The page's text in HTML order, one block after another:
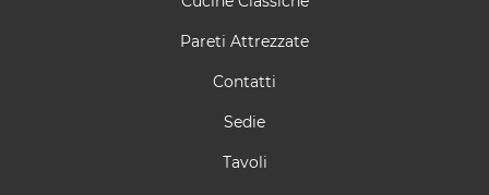
Pareti Attrezzate
Contatti
Sedie
Tavoli